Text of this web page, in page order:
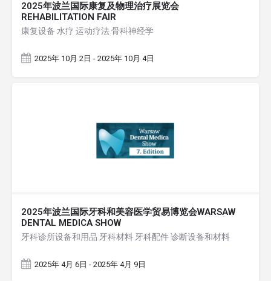
2025年波兰国际康复及物理治疗展览会
REHABILITATION FAIR
康复设备 水疗 运动疗法 骨科神经学
2025年 10月 2日 - 2025年 10月 4日
2025年波兰国际牙科和美容医学贸易博览会WARSAW
DENTAL MEDICA SHOW
牙科诊所设备和用品 牙科材料 牙科配件 诊断设备和材料
2025年 4月 6日 - 2025年 4月 9日